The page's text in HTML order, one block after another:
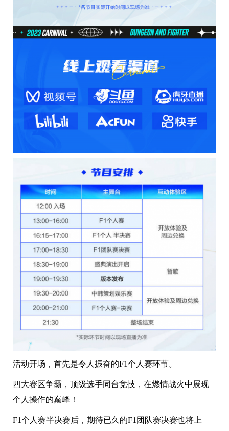
活动开场，首先是令人振奋的F1个人赛环节。
四大赛区争霸，顶级选手同台竞技，在燃情战火中展现
个人操作的巅峰！
F1个人赛半决赛后，期待已久的F1团队赛决赛也将上